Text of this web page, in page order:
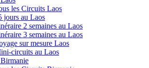
les Circuits Laos
jours au Laos
2 semaines au Laos
3 semaines au Laos
sur mesure Laos
circuits au Laos